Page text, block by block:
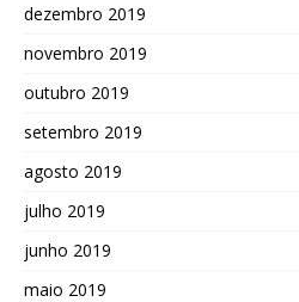
dezembro 2019
novembro 2019
outubro 2019
setembro 2019
agosto 2019
julho 2019
junho 2019
maio 2019